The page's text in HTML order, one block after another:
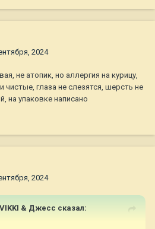
2024
не атопик, но аллергия на курицу,
глаза не слезятся, шерсть не
на упаковке написано
2024
VIKKI & Джесс сказал: